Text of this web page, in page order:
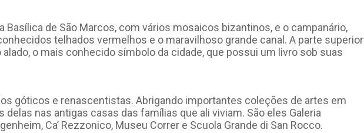
Basílica de São Marcos, com vários mosaicos bizantinos, e o campanário,
telhados vermelhos e o maravilhoso grande canal. A parte superior
alado, o mais conhecido símbolo da cidade, que possui um livro sob suas
góticos e renascentistas. Abrigando importantes coleções de artes em
delas nas antigas casas das famílias que ali viviam. São eles Galeria
Ca’ Rezzonico, Museu Correr e Scuola Grande di San Rocco.